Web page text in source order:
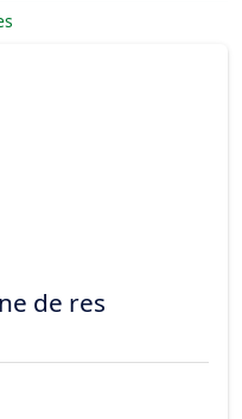
de res